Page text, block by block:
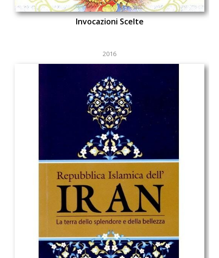
Invocazioni Scelte
2016
RIPRISTINA 🇮🇹
Attuale: 100% +A